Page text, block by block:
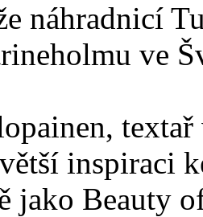
náhradnicí
ve
inspiraci
jako Beauty